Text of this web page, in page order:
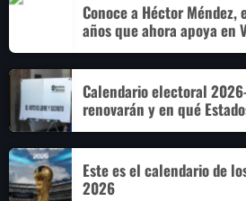
Conoce a Héctor
años que ahora apoya en
Calendario electoral
renovarán y en qué
Este es el calendario de
2026